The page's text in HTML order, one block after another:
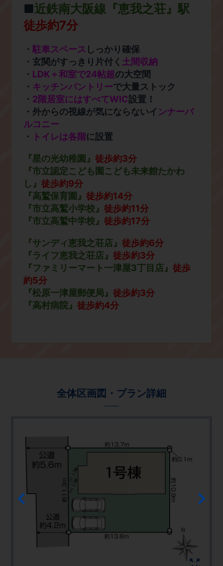
■近鉄南大阪線『恵我之荘』駅
徒歩約7分
​・駐車スペース しっかり確保
​・玄関がすっきり片付く 土間収納
​・ LDK＋和室で24帖超の大空間
​・ キッチンパントリーで大量ストック
・ 2階居室にはすべてWIC設置！
​・外からの視線が気にならないインナーバ
ルコニー
​・
トイレは各階に設置
『星の光幼稚園』徒歩約3分
『市立認定こども園こども未来館たかわ
し』徒歩約9分
『高鷲保育園』徒歩約14分
『市立高鷲小学校』徒歩約11分
『市立高鷲中学校』徒歩約17分
『サンディ恵我之荘店』徒歩約6分
『ライフ恵我之荘店』徒歩約3分
​『ファミリーマート一津屋3丁目店』徒歩
約5分
『松原一津屋郵便局』徒歩約3分
『高村病院』徒歩約4分
全体区画図・プラン詳細